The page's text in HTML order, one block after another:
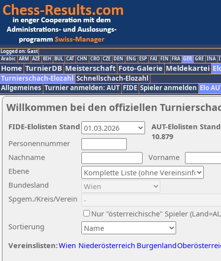
Logged on: Gast
Arabic ARM AZE BIH BUL CAT CHN CRO CZE DEN ENG ESP FAI FIN FRA GER GRE INA
Home TurnierDB Meisterschaft Foto-Galerie Meldekartei
Turnierschach-Elozahl Schnellschach-Elozahl
Allgemeines Turnier anmelden: AUT FIDE Spieler anmelden Elo
Willkommen bei den offiziellen
Nachname
Vorname
Ebene
Sortierung
Personennummer
Bundesland
Spgem./Kreis/Verein
Nur "österreichische" Spieler
Vereinslisten:Wien Niederösterreich Burgenland
AUT-Elolisten
10.879
FIDE-Elolisten Stand